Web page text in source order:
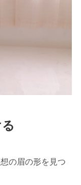
の眉の形を見つ